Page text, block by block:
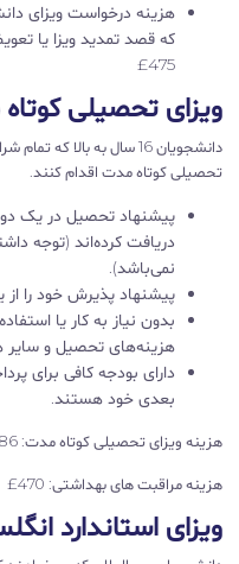
هزینه درخواست ویزای
475£
ویزای تحصیلی
دانشجویان 16 سال به بالا
تحصیلی کوتاه مدت اقدام کنند.
دریافت کرده‌اند (توجه
نمی‌باشد).
پیشنهاد پذیرش خود را
بدون نیاز به کار یا
هزینه‌های تحصیل و
دارای بودجه کافی برای
بعدی خود هستند.
هزینه ویزای تحصیلی کوتاه مدت: 186£
هزینه مراقبت های بهداشتی: 470£
ویزای استاندارد